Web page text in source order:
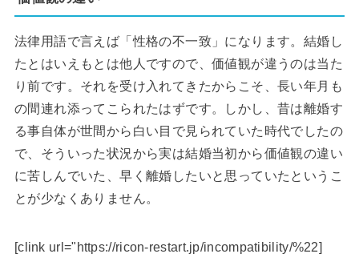
法律用語で言えば「性格の不一致」になります。結婚し
たとはいえもとは他人ですので、価値観が違うのは当た
り前です。それを受け入れてきたからこそ、長い年月も
の間連れ添ってこられたはずです。しかし、昔は離婚す
る事自体が世間から白い目で見られていた時代でしたの
で、そういった状況から実は結婚当初から価値観の違い
に苦しんでいた、早く離婚したいと思っていたというこ
とが少なくありません。
[clink url="https://ricon-restart.jp/incompatibility/%22]